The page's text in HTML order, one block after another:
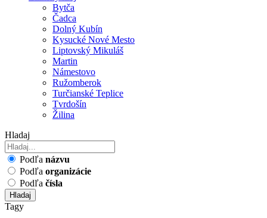
Bytča
Čadca
Dolný Kubín
Kysucké Nové Mesto
Liptovský Mikuláš
Martin
Námestovo
Ružomberok
Turčianské Teplice
Tvrdošín
Žilina
Hladaj
Podľa názvu
Podľa organizácie
Podľa čísla
Hladaj
Tagy